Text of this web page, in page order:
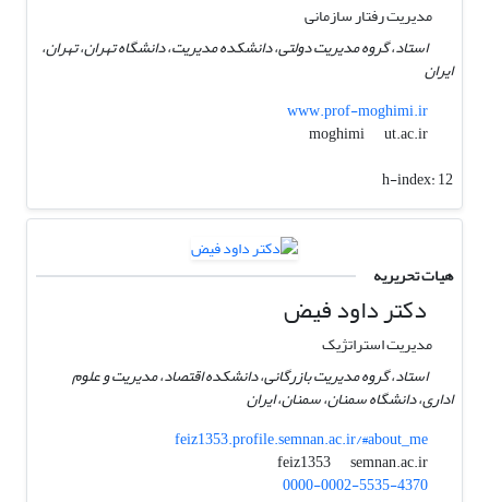
مدیریت رفتار سازمانی
استاد، گروه مدیریت دولتی، دانشکده مدیریت، دانشگاه تهران، تهران،
ایران
www.prof-moghimi.ir
moghimi
ut.ac.ir
h-index:12
هیات تحریریه
دکتر داود فیض
مدیریت استراتژیک
استاد، گروه مدیریت بازرگانی، دانشکده اقتصاد، مدیریت و علوم
اداری، دانشگاه سمنان، سمنان، ایران
feiz1353.profile.semnan.ac.ir/#about_me
feiz1353
semnan.ac.ir
0000-0002-5535-4370